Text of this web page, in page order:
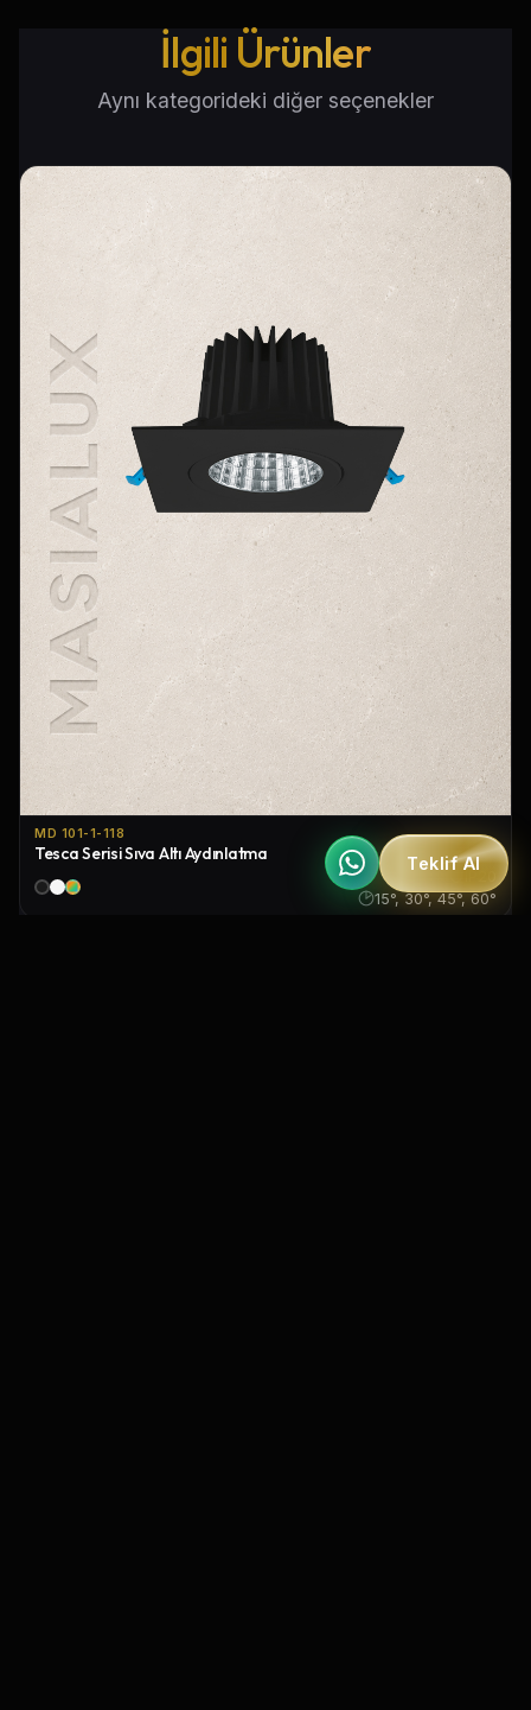
İlgili Ürünler
Aynı kategorideki diğer seçenekler
MD 101-1-118
Tesca Serisi Sıva Altı Aydınlatma
IP20
15°, 30°, 45°, 60°
Teklif Al